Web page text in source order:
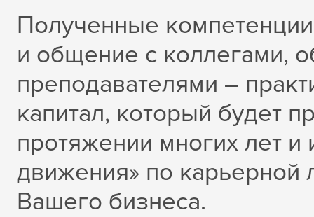
Полученные
и общение с коллегами,
преподавателями –
капитал, который будет
протяжении многих лет
движения» по карьерной
Вашего бизнеса.